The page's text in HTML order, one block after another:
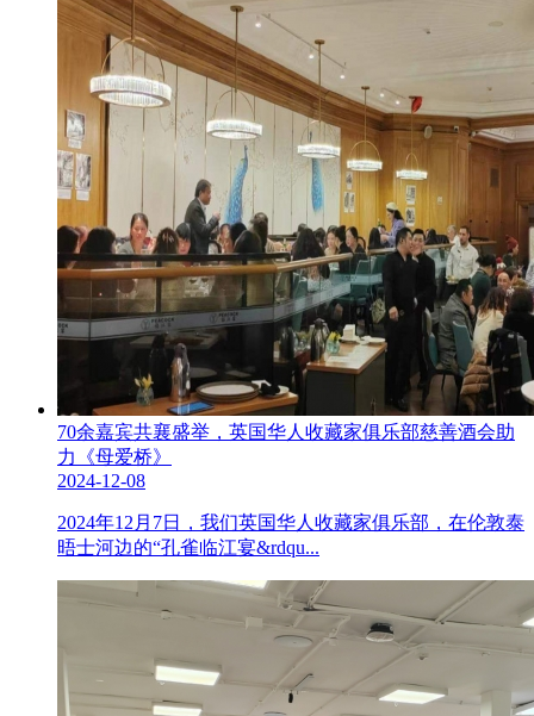
70余嘉宾共襄盛举，英国华人收藏家俱乐部慈善酒会助
力《母爱桥》
2024-12-08
2024年12月7日，我们英国华人收藏家俱乐部，在伦敦泰
晤士河边的“孔雀临江宴&rdqu...